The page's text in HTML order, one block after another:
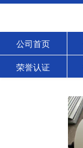
公司首页
荣誉认证